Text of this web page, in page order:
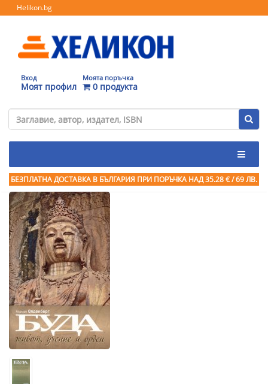
Helikon.bg
Вход
Моят профил
Моята поръчка
0 продукта
БЕЗПЛАТНА ДОСТАВКА В БЪЛГАРИЯ ПРИ ПОРЪЧКА НАД 35.28 € / 69 ЛВ.